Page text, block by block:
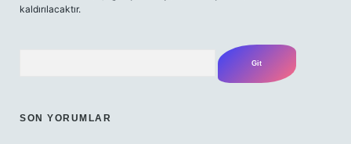
kaldırılacaktır.
SON YORUMLAR